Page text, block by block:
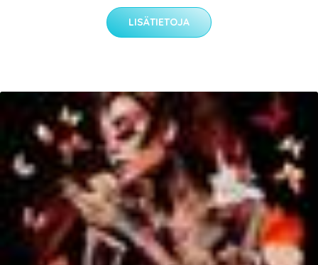
LISÄTIETOJA